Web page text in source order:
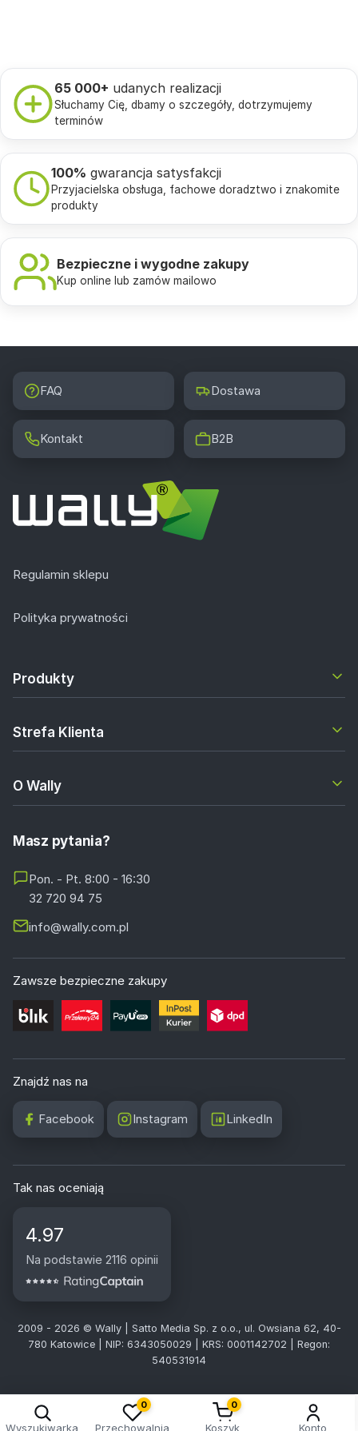
65 000+ udanych realizacji
Słuchamy Cię, dbamy o szczegóły, dotrzymujemy
terminów
100% gwarancja satysfakcji
Przyjacielska obsługa, fachowe doradztwo i znakomite
produkty
Bezpieczne i wygodne zakupy
Kup online lub zamów mailowo
FAQ Dostawa
Kontakt B2B
Regulamin sklepu
Polityka prywatności
Produkty
Strefa Klienta
O Wally
Masz pytania?
Pon. - Pt. 8:00 - 16:30
32 720 94 75
info@wally.com.pl
Zawsze bezpieczne zakupy
Znajdź nas na
Facebook Instagram LinkedIn
Tak nas oceniają
4.97
Na podstawie 2116 opinii
2009 - 2026 © Wally | Satto Media Sp. z o.o., ul. Owsiana 62, 40-
780 Katowice | NIP: 6343050029 | KRS: 0001142702 | Regon:
540531914
Wyszukiwarka
0
Przechowalnia
0
Koszyk Konto